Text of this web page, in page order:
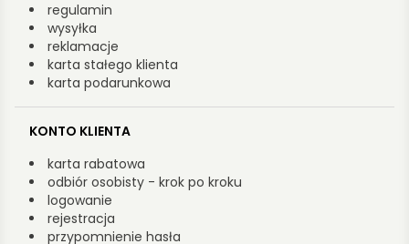
regulamin
wysyłka
reklamacje
karta stałego klienta
karta podarunkowa
KONTO KLIENTA
karta rabatowa
odbiór osobisty - krok po kroku
logowanie
rejestracja
przypomnienie hasła